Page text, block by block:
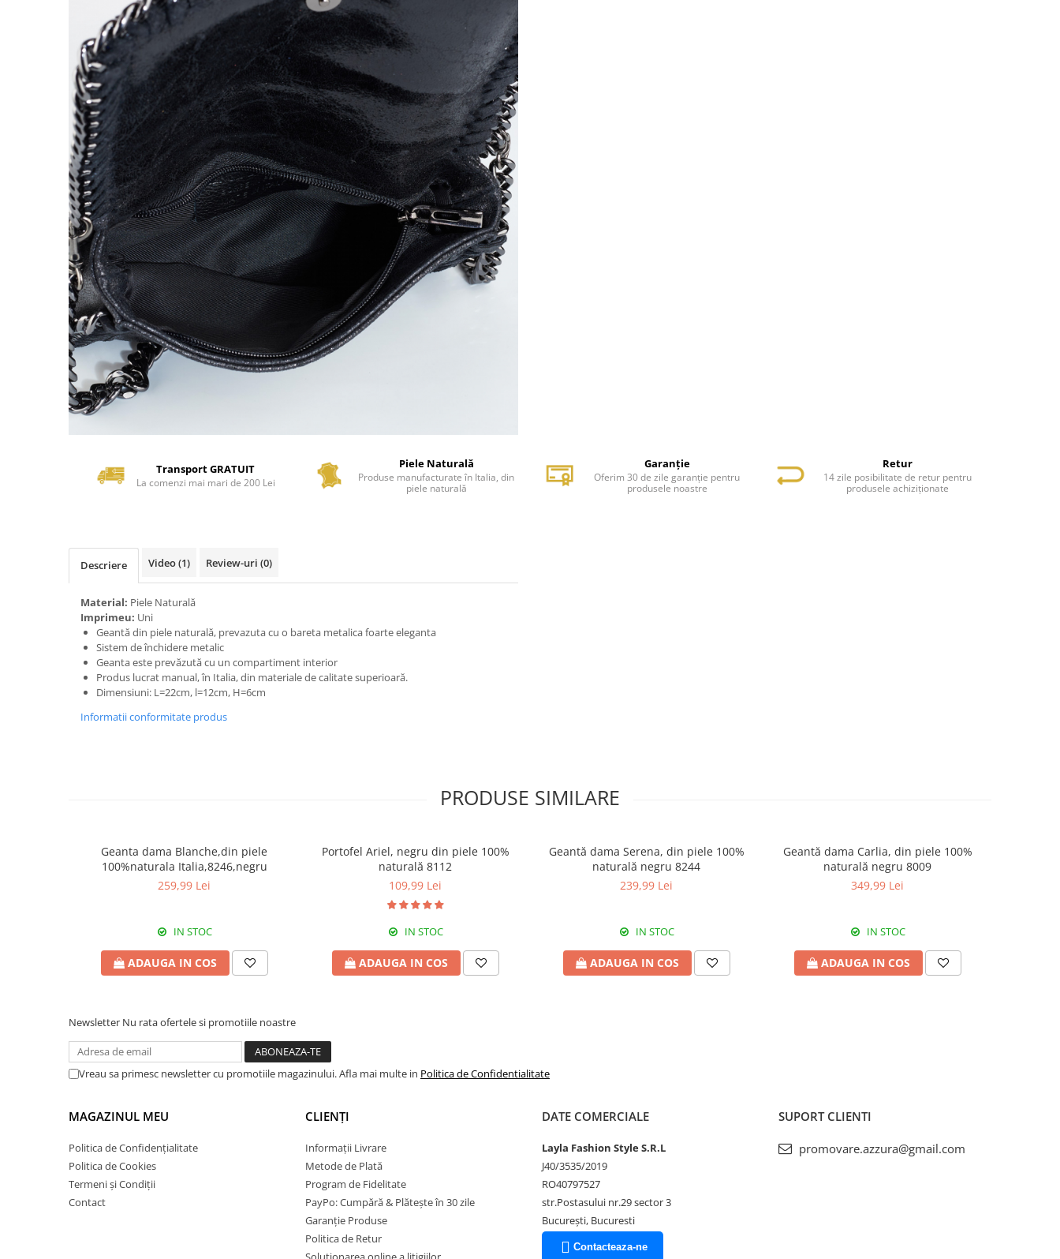
Transport GRATUIT
La comenzi mai mari de 200 Lei
Piele Naturală
Produse manufacturate în Italia, din
piele naturală
Garanție
Oferim 30 de zile garanție pentru
produsele noastre
Retur
14 zile posibilitate de retur pentru
produsele achiziționate
Descriere Video(1) Review-uri (0)
Material: Piele Naturală
Imprimeu: Uni
Geantă din piele naturală, prevazuta cu o bareta metalica foarte eleganta
Sistem de închidere metalic
Geanta este prevăzută cu un compartiment interior
Produs lucrat manual, în Italia, din materiale de calitate superioară.
Dimensiuni: L=22cm, l=12cm, H=6cm
Informatii conformitate produs
PRODUSE SIMILARE
Geanta dama Blanche,din piele
100%naturala Italia,8246,negru
259,99 Lei
IN STOC
ADAUGA IN COS
Portofel Ariel, negru din piele 100%
naturală 8112
109,99 Lei
IN STOC
ADAUGA IN COS
Geantă dama Serena, din piele 100%
naturală negru 8244
239,99 Lei
IN STOC
ADAUGA IN COS
Geantă dama Carlia, din piele 100%
naturală negru 8009
349,99 Lei
IN STOC
ADAUGA IN COS
Newsletter Nu rata ofertele si promotiile noastre
Vreau sa primesc newsletter cu promotiile magazinului. Afla mai multe in Politica de Confidentialitate
MAGAZINUL MEU
Politica de Confidențialitate
Politica de Cookies
Termeni și Condiții
Contact
CLIENȚI
Informații Livrare
Metode de Plată
Program de Fidelitate
PayPo: Cumpără & Plătește în 30 zile
Garanție Produse
Politica de Retur
DATE COMERCIALE
Layla Fashion Style S.R.L
J40/3535/2019
RO40797527
str.Postasului nr.29 sector 3
București, Bucuresti
Contacteaza-ne
SUPORT CLIENTI
promovare.azzura@gmail.com